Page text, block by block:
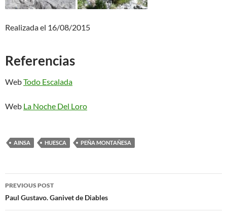
Realizada el 16/08/2015
Referencias
WebTodo Escalada
Web La Noche Del Loro
AINSA HUESCA PEÑA MONTAÑESA
Post
navigation
PREVIOUS POST
Paul Gustavo. Ganivet de Diables